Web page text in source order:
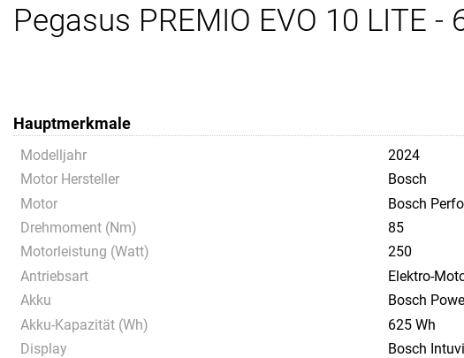
Pegasus PREMIO EVO 10 LITE -
Hauptmerkmale
Modelljahr
2024
Motor Hersteller
Bosch
Motor
Bosch
Drehmoment (Nm)
85
Motorleistung (Watt)
250
Antriebsart
Elektro-
Akku
Bosch
Akku-Kapazität (Wh)
625 Wh
Display
Bosch